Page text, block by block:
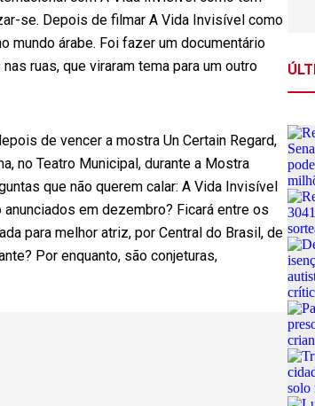
se. Depois de filmar A Vida Invisível como
mundo árabe. Foi fazer um documentário
ruas, que viraram tema para um outro
de vencer a mostra Un Certain Regard,
no Teatro Municipal, durante a Mostra
que não querem calar: A Vida Invisível
em dezembro? Ficará entre os
para melhor atriz, por Central do Brasil, de
Por enquanto, são conjeturas,